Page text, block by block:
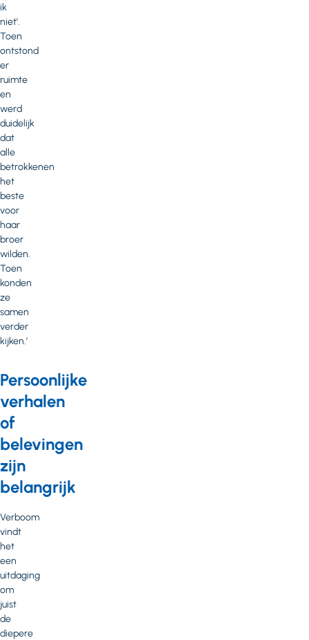
ik
niet’.
Toen
ontstond
er
ruimte
en
werd
duidelijk
dat
alle
betrokkenen
het
beste
voor
haar
broer
wilden.
Toen
konden
ze
samen
verder
kijken.’
Persoonlijke
verhalen
of
belevingen
zijn
belangrijk
Verboom
vindt
het
een
uitdaging
om
juist
de
diepere